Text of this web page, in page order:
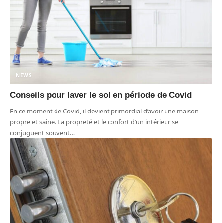
NEWS
Conseils pour laver le sol en période de Covid
En ce moment de Covid, il devient primordial d’avoir une maison
propre et saine. La propreté et le confort d’un intérieur se
conjuguent souvent…